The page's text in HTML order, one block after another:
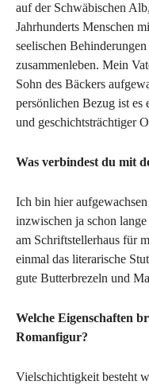
auf der Schwäbischen
Jahrhunderts Menschen
seelischen
zusammenleben. Mein
Sohn des Bäckers
persönlichen Bezug ist es
und geschichtsträchtiger
Was verbindest du mit
Ich bin hier
inzwischen ja schon
am Schriftstellerhaus für
einmal das literarische
gute Butterbrezeln und
Welche Eigenschaften
Romanfigur?
Vielschichtigkeit besteht